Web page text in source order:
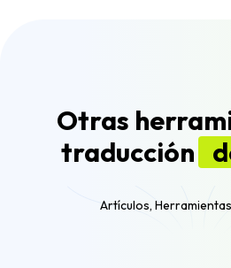
Otras
traducción
Artículos,